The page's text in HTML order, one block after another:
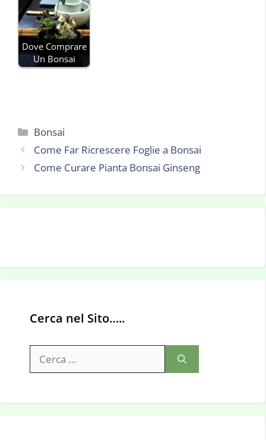
Dove Comprare
Un Bonsai
Categorie
Bonsai
Come Far Ricrescere Foglie a Bonsai
Come Curare Pianta Bonsai Ginseng
Cerca nel Sito…..
per: